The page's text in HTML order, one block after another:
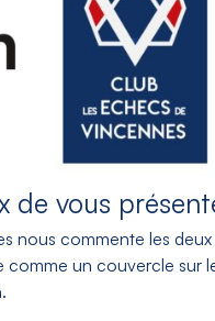
de vous
nous commente les
un couvercle sur